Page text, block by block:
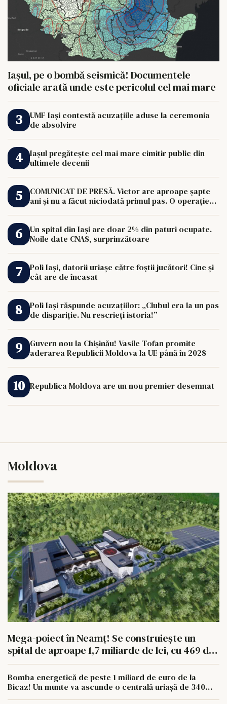
Iașul, pe o bombă seismică! Documentele
oficiale arată unde este pericolul cel mai mare
UMF Iași contestă acuzațiile aduse la ceremonia
de absolvire
Iașul pregătește cel mai mare cimitir public din
ultimele decenii
COMUNICAT DE PRESĂ. Victor are aproape șapte
ani și nu a făcut niciodată primul pas. O operație
Un spital din Iași are doar 2% din paturi ocupate.
Noile date CNAS, surprinzătoare
Poli Iași, datorii uriașe către foștii jucători! Cine și
cât are de încasat
Poli Iași răspunde acuzațiilor: „Clubul era la un pas
de dispariție. Nu rescrieți istoria!”
Guvern nou la Chișinău! Vasile Tofan promite
aderarea Republicii Moldova la UE până în 2028
Republica Moldova are un nou premier desemnat
Moldova
Mega-poiect în Neamț! Se construiește un
spital de aproape 1,7 miliarde de lei, cu 469 de
paturi
Bomba energetică de peste 1 miliard de euro de la
Bicaz! Un munte va ascunde o centrală uriașă de 340